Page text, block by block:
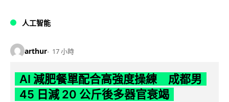
人工智能
arthur 17 小時
AI 減肥餐單配合高強度操練 成都男
45 日減 20 公斤後多器官衰竭